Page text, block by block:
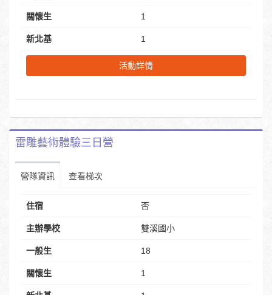
關懷生 1
新北基 1
活動詳情
雷雕藝術體驗三日營
營隊資訊 查看梯次
住宿 否
主辦學校 雙溪國小
一般生 18
關懷生 1